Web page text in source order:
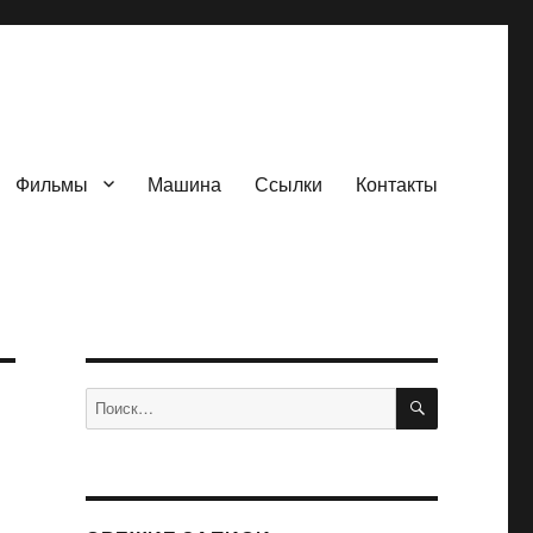
Фильмы Машина Ссылки Контакты
Искать: ПОИСК